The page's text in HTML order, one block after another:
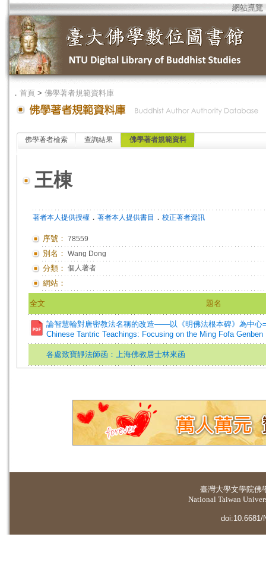
網站導覽
． 首頁 > 佛學著者規範資料庫
佛學著者檢索 查詢結果 佛學著者規範資料
王棟
著者本人提供授權 ． 著者本人提供書目 ． 校正著者資訊
序號： 78559
別名： Wang Dong
分類： 個人著者
網站：
全文 題名
論智慧輪對唐密教法名稱的改造——以《明佛法根本碑》為中心
Chinese Tantric Teachings: Focusing on the Ming Fofa Genben
各處致寶靜法師函：上海佛教居士林來函
臺灣大學文學院佛
National Taiwan
doi:10.6681/